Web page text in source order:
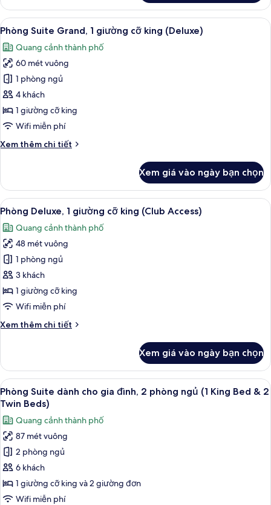
Phòng
Suite
Grand,
giường
đơn
(Deluxe)
Xem
tất
cả
ảnh
Phòng
Suite
Grand,
1
cỡ
Phòng Suite Grand, 1 giường cỡ king
5
Phòng Suite Grand, 1 giường cỡ king (Deluxe)
Quang cảnh thành phố
60 mét vuông
1 phòng ngủ
4 khách
1 giường cỡ king
Wifi miễn phí
Xem thêm chi tiết
Chi
Phòng
Suite
Grand,
giường
cỡ
king
(Deluxe)
Xem giá vào ngày bạn chọn
Xem
tất
cả
ảnh
Phòng
Deluxe,
1
giường
king
Bộ đồ giường cao cấp, chăn bông,
6
Phòng Deluxe, 1 giường cỡ king (Club Access)
Quang cảnh thành phố
48 mét vuông
1 phòng ngủ
3 khách
1 giường cỡ king
Wifi miễn phí
Xem thêm chi tiết
Chi
Phòng
Deluxe,
1
giường
king
(Club
Access)
Xem giá vào ngày bạn chọn
Xem
tất
cả
ảnh
Phòng
Suite
dành
cho
gia
Phòng Suite dành cho gia đình, 2
7
Phòng Suite dành cho gia đình, 2 phòng ngủ (1 King Bed & 2
Twin Beds)
Quang cảnh thành phố
87 mét vuông
2 phòng ngủ
6 khách
1 giường cỡ king và 2 giường đơn
Wifi miễn phí